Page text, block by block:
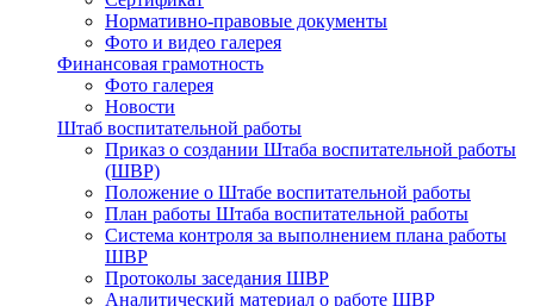
Нормативно-правовые документы
Фото и видео галерея
Финансовая грамотность
Фото галерея
Новости
Штаб воспитательной работы
Приказ о создании Штаба воспитательной работы
(ШВР)
Положение о Штабе воспитательной работы
План работы Штаба воспитательной работы
Система контроля за выполнением плана работы
ШВР
Протоколы заседания ШВР
Аналитический материал о работе ШВР